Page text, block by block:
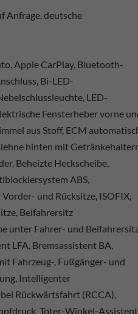
Anfrage, deutsche
Apple CarPlay, Bluetooth-
Bi-LED-
LED-
Fensterheber vorne
aus Stoff, ECM
hinten mit
Beheizte Heckscheibe,
ABS,
und Rücksitze, ISOFIX,
Beifahrersitz
unter Fahrer- und
LFA, Bremsassistent BA,
Fahrzeug-, Fußgänger- und
Intelligenter
Rückwärtsfahrt (RCCA),
Toter-Winkel-Assistent